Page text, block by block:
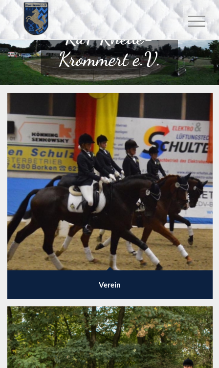
RuF Rhede-
Krommert e.V.
Verein